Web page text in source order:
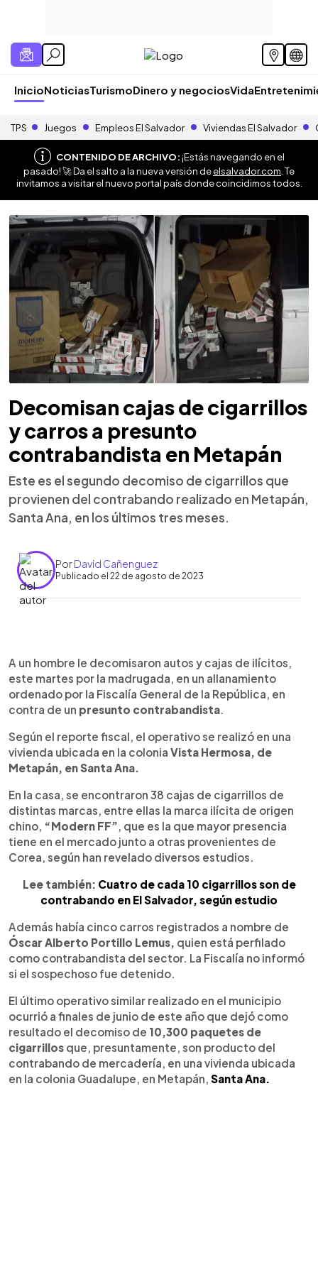
InicioNoticiasTurismoDinero y negociosVida
TPS Juegos Empleos El Salvador Viviendas El Salvador
CONTENIDO DE ARCHIVO:¡Estás navegando en el
pasado! 🚀 Da el salto a la nueva versión deelsalvador.com . Te
invitamos a visitar el nuevo portal país donde coincidimos todos.
Decomisan cajas de cigarrillos
y carros a presunto
contrabandista en Metapán
Este es el segundo decomiso de cigarrillos que
provienen del contrabando realizado en Metapán,
Santa Ana, en los últimos tres meses.
PorDavid Cañenguez
Publicado el 22 de agosto de 2023
Escuchar artículo
A un hombre le decomisaron autos y cajas de ilícitos,
este martes por la madrugada, en un allanamiento
ordenado por la Fiscalía General de la República, en
contra de un presunto contrabandista
Según el reporte fiscal, el operativo se realizó en una
vivienda ubicada en la colonia Vista Hermosa, de
Metapán, en Santa Ana.
En la casa, se encontraron 38 cajas de cigarrillos de
distintas marcas, entre ellas la marca ilícita de origen
chino, “Modern FF” , que es la que mayor presencia
tiene en el mercado junto a otras provenientes de
Corea, según han revelado diversos estudios.
Lee también: Cuatro de cada 10 cigarrillos son de
contrabando en El Salvador, según estudio
Además había cinco carros registrados a nombre de
Óscar Alberto Portillo Lemus, quien está perfilado
como contrabandista del sector. La Fiscalía no informó
si el sospechoso fue detenido.
El último operativo similar realizado en el municipio
ocurrió a finales de junio de este año que dejó como
resultado el decomiso de 10,300 paquetes de
cigarrillos que, presuntamente, son producto del
contrabando de mercadería, en una vivienda ubicada
en la colonia Guadalupe, en Metapán, Santa Ana.